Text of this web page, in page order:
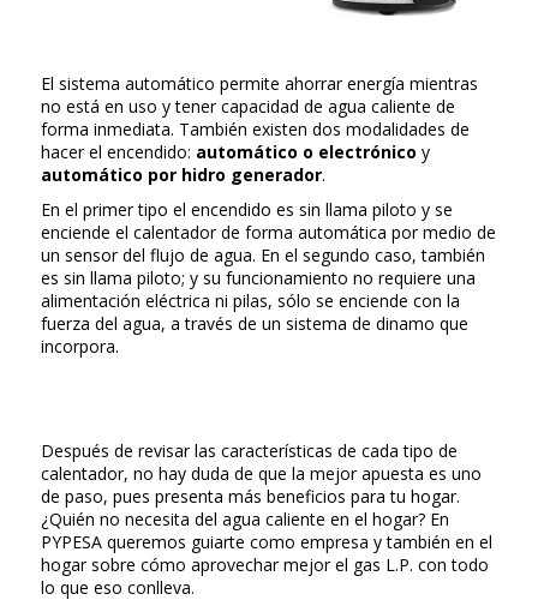
El sistema automático permite ahorrar energía mientras
no está en uso y tener capacidad de agua caliente de
forma inmediata. También existen dos modalidades de
hacer el encendido: automático o electrónico y
automático por hidro generador.
En el primer tipo el encendido es sin llama piloto y se
enciende el calentador de forma automática por medio de
un sensor del flujo de agua. En el segundo caso, también
es sin llama piloto; y su funcionamiento no requiere una
alimentación eléctrica ni pilas, sólo se enciende con la
fuerza del agua, a través de un sistema de dinamo que
incorpora.
Después de revisar las características de cada tipo de
calentador, no hay duda de que la mejor apuesta es uno
de paso, pues presenta más beneficios para tu hogar.
¿Quién no necesita del agua caliente en el hogar? En
PYPESA queremos guiarte como empresa y también en el
hogar sobre cómo aprovechar mejor el gas L.P. con todo
lo que eso conlleva.